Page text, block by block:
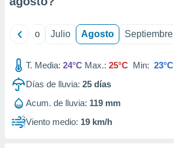
mediante
publicidad
publicidad
Junio Julio Agosto Septiembre
T. Media: 24°C Max.: 25°C Min: 23°C
Días de lluvia: 25 días
Acum. de lluvia: 119 mm
Viento medio: 19 km/h